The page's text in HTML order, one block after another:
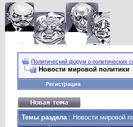
Политический форум о политических
Новости мировой политики
Регистрация
Темы раздела: Новости мировой